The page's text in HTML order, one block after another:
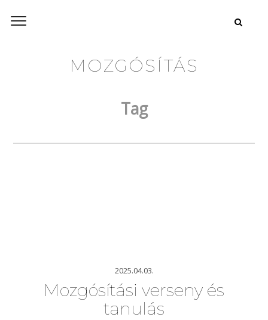
MOZGÓSÍTÁS
Tag
2025.04.03.
Mozgósítási verseny és
tanulás